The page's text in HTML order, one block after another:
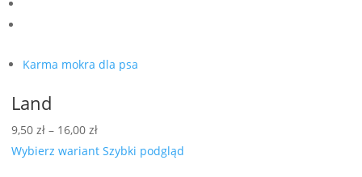
Karma mokra dla psa
Land
9,50 zł – 16,00 złZakres
cen:
Wybierz wariant Szybki podgląd